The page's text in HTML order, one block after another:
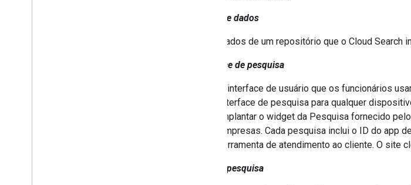
Fonte de dados
Dados de um repositório que o Cloud Search
Interface de pesquisa
A interface de usuário que os funcionários
interface de pesquisa para qualquer
implantar o widget da Pesquisa fornecido
empresas. Cada pesquisa inclui o ID do app
ferramenta de atendimento ao cliente. O site
App de pesquisa